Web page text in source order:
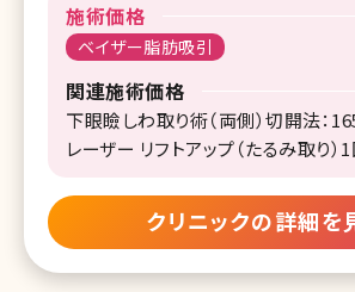
施術価格
ベイザー脂肪吸引
関連施術価格
下眼瞼しわ取り術（両側）切開法：
レーザー リフトアップ（たるみ取り）
クリニックの詳細を